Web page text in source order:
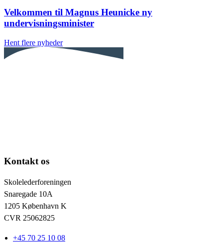
Velkommen til Magnus Heunicke ny
undervisningsminister
Hent flere nyheder
Kontakt os
Skolelederforeningen
Snaregade 10A
1205 København K
CVR 25062825
+45 70 25 10 08